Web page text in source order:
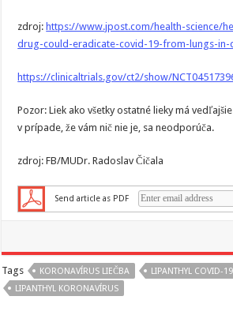
zdroj: https://www.jpost.com/health-science/
drug-could-eradicate-covid-19-from-lungs-in-
https://clinicaltrials.gov/ct2/show/
Pozor: Liek ako všetky ostatné lieky má
v prípade, že vám nič nie je, sa neodporúča.
zdroj: FB/MUDr. Radoslav Čičala
Send article as PDF
Tags KORONAVÍRUS LIEČBA
LIPANTHYL COVID-19
LIPANTHYL KORONAVÍRUS